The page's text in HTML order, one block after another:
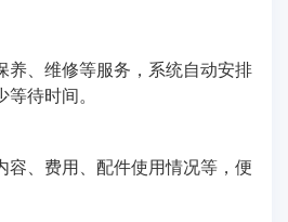
养、维修等服务，系统自动安排
待时间。
容、费用、配件使用情况等，便